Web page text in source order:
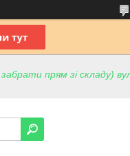
прям зі складу)